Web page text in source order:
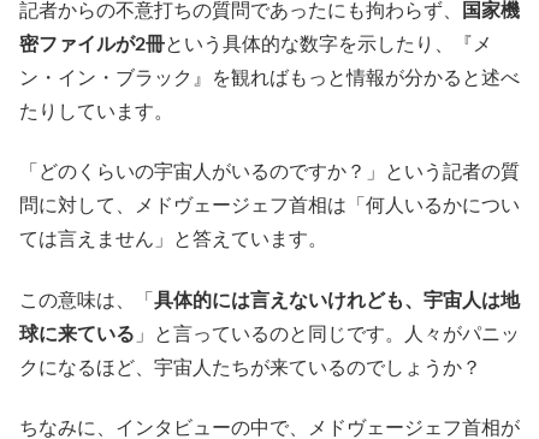
記者からの不意打ちの質問であったにも拘わらず、
国家機
密ファイルが2冊という具体的な数字を示したり、『メ
ン・イン・ブラック』を観ればもっと情報が分かると述べ
たりしています。
「どのくらいの宇宙人がいるのですか？」という記者の質
問に対して、メドヴェージェフ首相は「何人いるかについ
ては言えません」と答えています。
この意味は、「 具体的には言えないけれども、宇宙人は地
球に来ている 」と言っているのと同じです。人々がパニッ
クになるほど、宇宙人たちが来ているのでしょうか？
ちなみに、インタビューの中で、メドヴェージェフ首相が